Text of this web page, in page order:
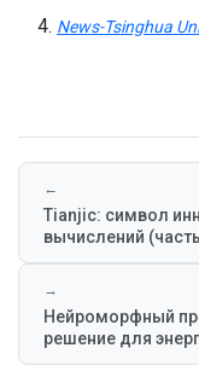
News-Tsinghua
←
Tianjic: символ
вычислений
→
Нейроморфный
решение для